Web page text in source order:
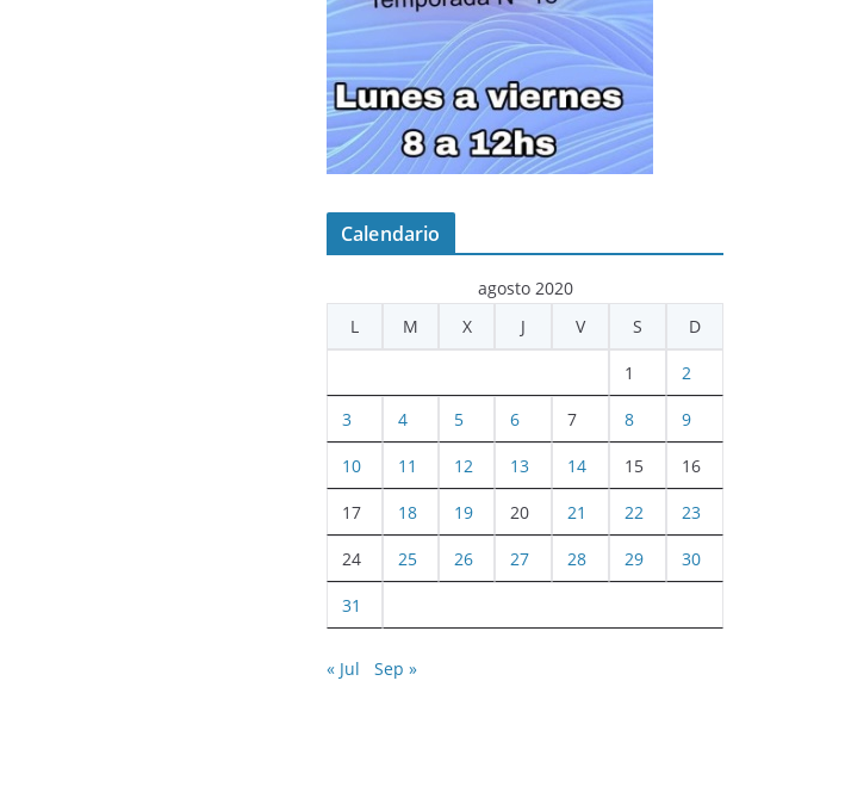
Calendario
agosto 2020
L
M X J V S D
1 2
3 4 5 6 7 8 9
10 11 12 13 14 15 16
17 18 19 20 21 22 23
24 25 26 27 28 29 30
31
« Jul Sep »